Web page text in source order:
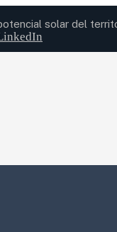
solar del